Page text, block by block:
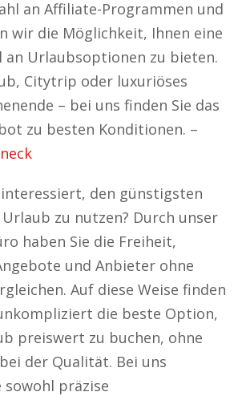
an Affiliate-Programmen und
wir die Möglichkeit, Ihnen eine
an Urlaubsoptionen zu bieten.
Citytrip oder luxuriöses
– bei uns finden Sie das
zu besten Konditionen. –
interessiert, den günstigsten
zu nutzen? Durch unser
haben Sie die Freiheit,
und Anbieter ohne
Auf diese Weise finden
die beste Option,
preiswert zu buchen, ohne
der Qualität. Bei uns
sowohl präzise